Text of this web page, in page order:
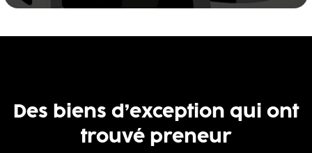
Des biens d’exception qui ont
trouvé preneur